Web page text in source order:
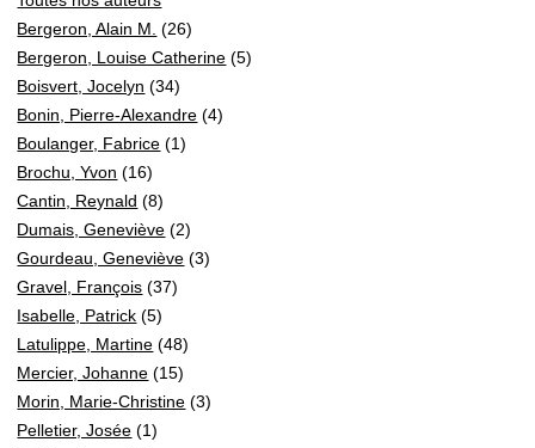
Bergeron, Alain M. (26)
Bergeron, Louise Catherine (5)
Boisvert, Jocelyn (34)
Bonin, Pierre-Alexandre (4)
Boulanger, Fabrice (1)
Brochu, Yvon (16)
Cantin, Reynald (8)
Dumais, Geneviève (2)
Gourdeau, Geneviève (3)
Gravel, François (37)
Isabelle, Patrick (5)
Latulippe, Martine (48)
Mercier, Johanne (15)
Morin, Marie-Christine (3)
Pelletier, Josée (1)